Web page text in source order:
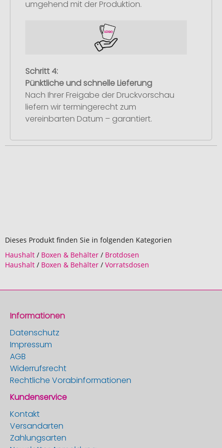
umgehend mit der Produktion.
Schritt 4:
Pünktliche und schnelle Lieferung
Nach Ihrer Freigabe der Druckvorschau
liefern wir termingerecht zum
vereinbarten Datum – garantiert.
Dieses Produkt finden Sie in folgenden Kategorien
Haushalt / Boxen & Behälter / Brotdosen
Haushalt / Boxen & Behälter / Vorratsdosen
Informationen
Datenschutz
Impressum
AGB
Widerrufsrecht
Rechtliche Vorabinformationen
Kundenservice
Kontakt
Versandarten
Zahlungsarten